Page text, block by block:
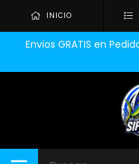
INICIO
Envios GRATIS en